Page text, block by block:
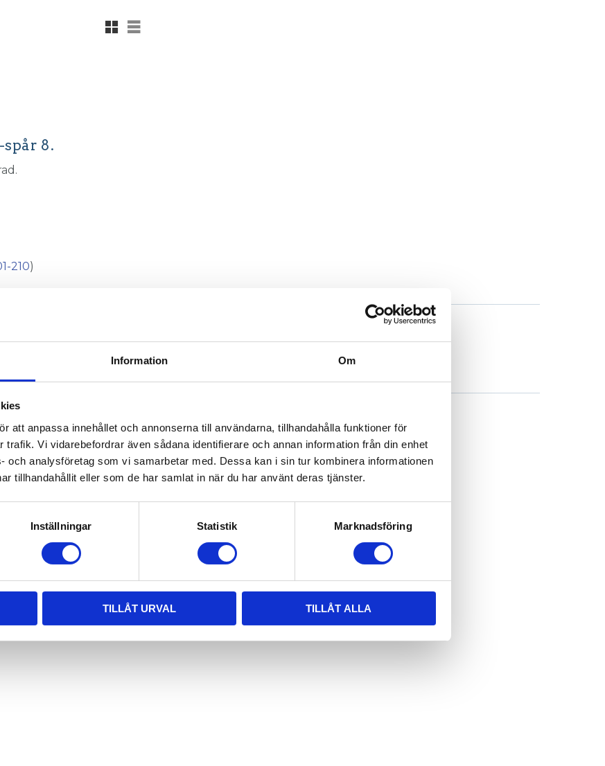
Information Om
att anpassa innehållet och annonserna till användarna, tillhandahålla funktioner för
Vi vidarebefordrar även sådana identifierare och annan information från din enhet
och analysföretag som vi samarbetar med. Dessa kan i sin tur kombinera informationen
tillhandahållit eller som de har samlat in när du har använt deras tjänster.
Inställningar Statistik Marknadsföring
TILLÅT URVAL TILLÅT ALLA
Rutnätsvy
Listvy
8.
210)